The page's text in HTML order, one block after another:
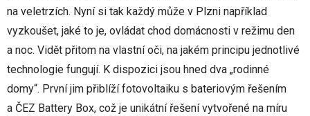
na veletrzích. Nyní si tak každý může v Plzni například
vyzkoušet, jaké to je, ovládat chod domácnosti v režimu den
a noc. Vidět přitom na vlastní oči, na jakém principu jednotlivé
technologie fungují. K dispozici jsou hned dva „rodinné
domy“. První jim přiblíží fotovoltaiku s bateriovým řešením
a ČEZ Battery Box, což je unikátní řešení vytvořené na míru